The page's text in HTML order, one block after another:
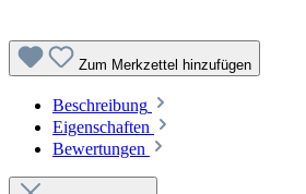
Zum Merkzettel hinzufügen
Beschreibung
Eigenschaften
Bewertungen